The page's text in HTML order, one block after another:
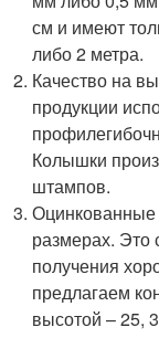
см и имеют
либо 2 метра.
Качество на
продукции
Колышки
штампов.
Оцинкованные
размерах. Это
получения
предлагаем
высотой – 25,